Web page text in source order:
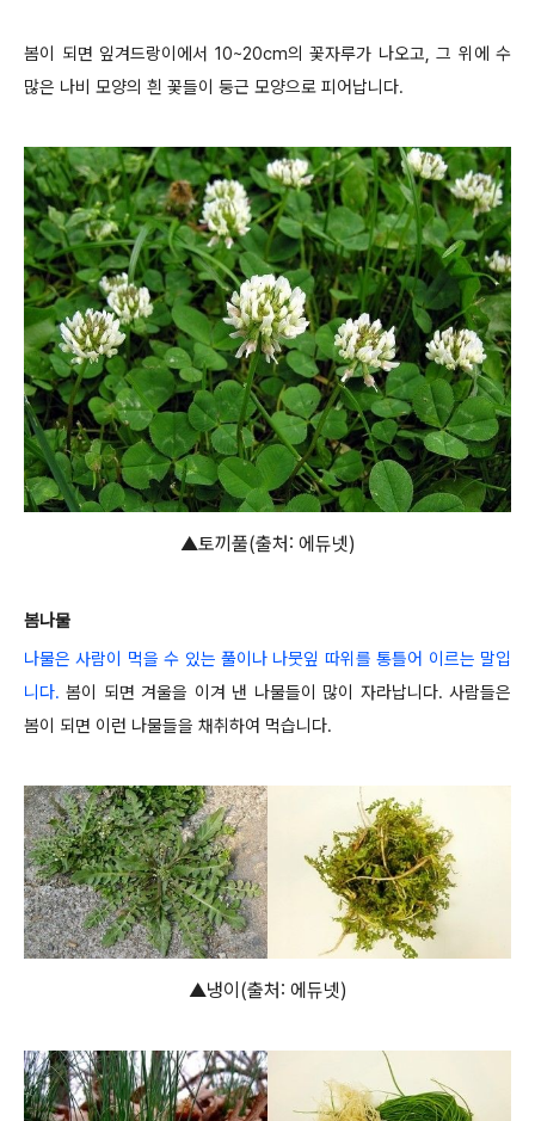
봄이 되면 잎겨드랑이에서 10~20cm의 꽃자루가 나오고, 그 위에 수
많은 나비 모양의 흰 꽃들이 둥근 모양으로 피어납니다.
▲토끼풀(출처: 에듀넷)
봄나물
나물은 사람이 먹을 수 있는 풀이나 나뭇잎 따위를 통틀어 이르는 말입
니다. 봄이 되면 겨울을 이겨 낸 나물들이 많이 자라납니다. 사람들은
봄이 되면 이런 나물들을 채취하여 먹습니다.
▲냉이(출처: 에듀넷)